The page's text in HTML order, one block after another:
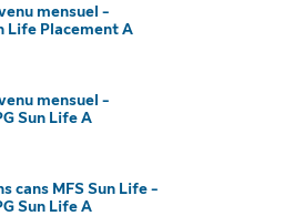
mensuel -
Life Placement A
mensuel -
Sun Life A
cans MFS Sun Life -
Sun Life A